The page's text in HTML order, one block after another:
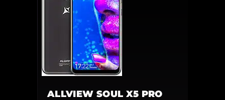
ALLVIEW SOUL X5 PRO